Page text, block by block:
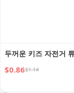
두꺼운 키즈 자전거
$0.86$1.14